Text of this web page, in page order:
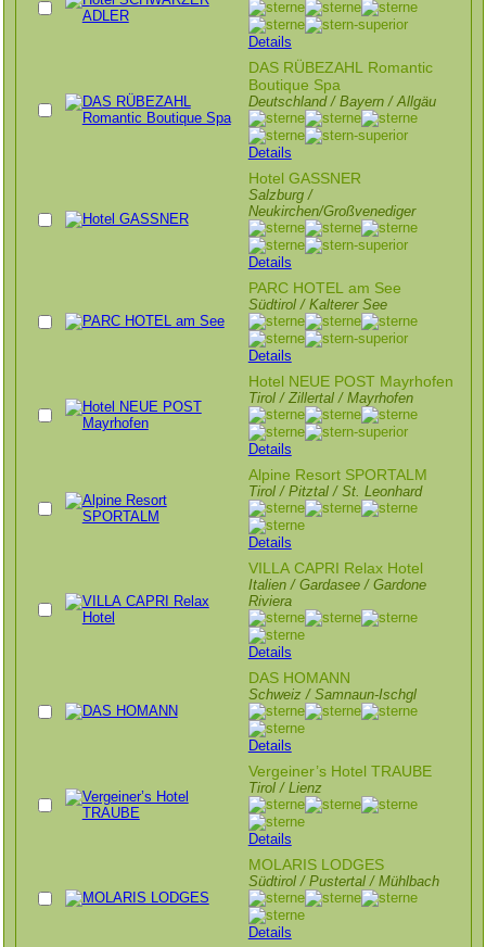
Details
DAS RÜBEZAHL Romantic
Boutique Spa
Deutschland / Bayern / Allgäu
Details
Hotel GASSNER
Salzburg /
Neukirchen/Großvenediger
Details
PARC HOTEL am See
Südtirol / Kalterer See
Details
Hotel NEUE POST Mayrhofen
Tirol / Zillertal / Mayrhofen
Details
Alpine Resort SPORTALM
Tirol / Pitztal / St. Leonhard
Details
VILLA CAPRI Relax Hotel
Italien / Gardasee / Gardone
Riviera
Details
DAS HOMANN
Schweiz / Samnaun-Ischgl
Details
Vergeiner’s Hotel TRAUBE
Tirol / Lienz
Details
MOLARIS LODGES
Südtirol / Pustertal / Mühlbach
Details